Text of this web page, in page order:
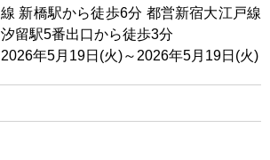
線 新橋駅から徒歩6分 都営新宿大江戸線
汐留駅5番出口から徒歩3分
2026年5月19日(火)～2026年5月19日(火)